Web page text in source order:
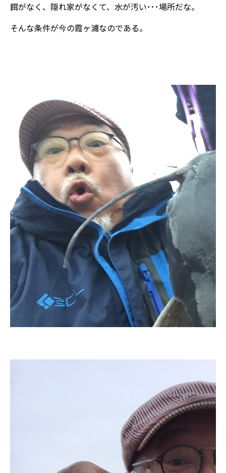
餌がなく、隠れ家がなくて、水が汚い･･･場所だな。
そんな条件が今の霞ヶ浦なのである。